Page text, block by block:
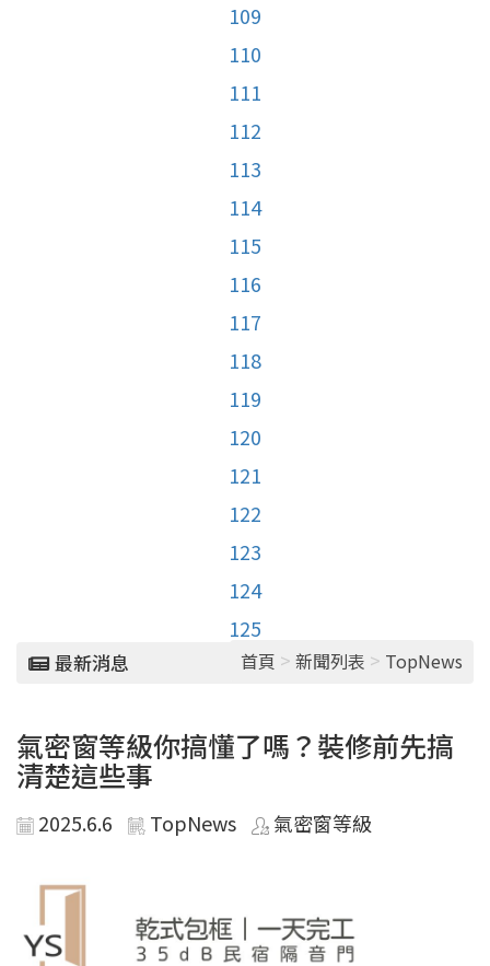
109
110
111
112
113
114
115
116
117
118
119
120
121
122
123
124
125
最新消息 首頁 > 新聞列表 > TopNews
氣密窗等級你搞懂了嗎？裝修前先搞
清楚這些事
2025.6.6 TopNews 氣密窗等級